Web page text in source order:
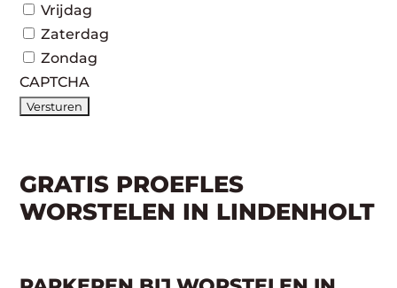
Vrijdag
Zaterdag
Zondag
CAPTCHA
GRATIS PROEFLES
WORSTELEN IN LINDENHOLT